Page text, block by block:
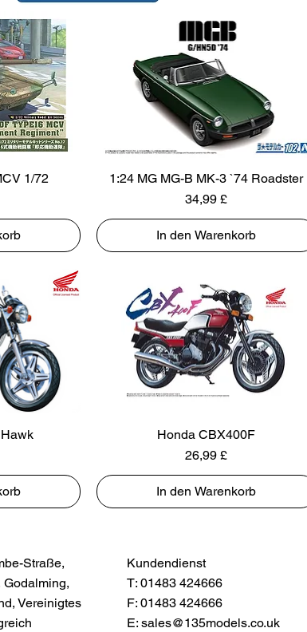
1/72
1:24 MG MG-B MK-3 `74 Roadster
Preis
34,99 £
In den Warenkorb
Honda CBX400F
Preis
26,99 £
In den Warenkorb
Straße,
Godalming,
Vereinigtes
Kundendienst
T: 01483 424666
F: 01483 424666
E: sales@135models.co.uk